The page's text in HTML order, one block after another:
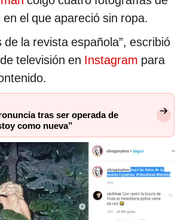
el que apareció sin ropa.
de la revista española”, escribió
televisión en Instagram para
tras ser operada de
como nueva”